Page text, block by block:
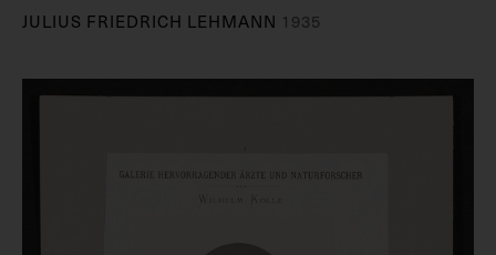
JULIUS FRIEDRICH LEHMANN 1935